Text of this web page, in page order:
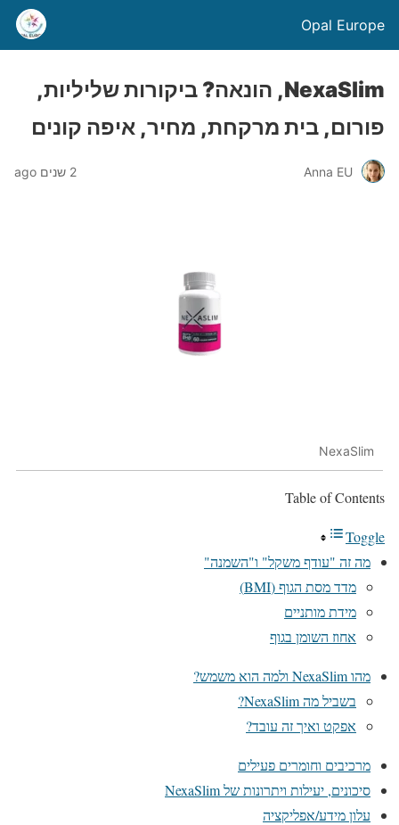
Opal Europe
NexaSlim, הונאה? ביקורות שליליות,
פורום, בית מרקחת, מחיר, איפה קונים
Anna EU 2 שנים ago
NexaSlim
Table of Contents
Toggle
מה זה "עודף משקל" ו"השמנה"
מדד מסת הגוף (BMI)
מידת מותניים
אחוז השומן בגוף
מהו NexaSlim ולמה הוא משמש?
בשביל מה NexaSlim?
אפקט ואיך זה עובד?
מרכיבים וחומרים פעילים
סיכונים, יעילות ויתרונות של NexaSlim
עלון מידע/אפליקציה